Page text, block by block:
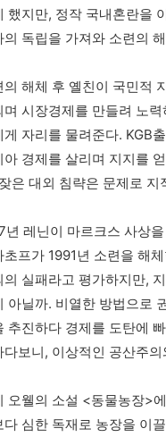
했지만, 정작 국내혼란을
의 독립을 가져와 소련의
의 해체 후 옐친이 국민적
며 시장경제를 만들려 노
게 자리를 물려준다. KGB
아 경제를 살리며 지지를
은 대외 침략은 문제로 지
년 레닌이 마르크스 사상
초프가 1991년 소련을 해
의 실패라고 평가하지만,
아닐까. 비열한 방법으로
추진하다 경제를 도탄에
다보니, 이상적인 공산주
오웰의 소설 <동물농장>
다 심한 독재로 농장을 이